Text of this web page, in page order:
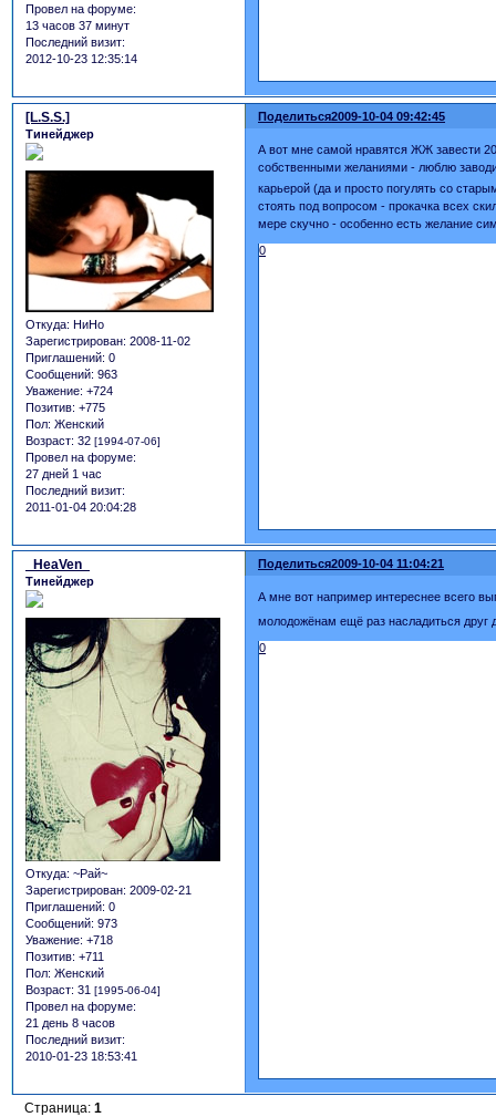
Провел на форуме:
13 часов 37 минут
Последний визит:
2012-10-23 12:35:14
Поделиться2009-10-04 09:42:45
[L.S.S.]
Тинейджер
Откуда: НиНо
Зарегистрирован: 2008-11-02
Приглашений: 0
Сообщений: 963
Уважение: +724
Позитив: +775
Пол: Женский
Возраст: 32 [1994-07-06]
Провел на форуме:
27 дней 1 час
Последний визит:
2011-01-04 20:04:28
А вот мне самой нравятся ЖЖ завести
собственными желаниями - люблю
карьерой (да и просто погулять со
стоять под вопросом - прокачка всех
мере скучно - особенно есть желание
0
Поделиться2009-10-04 11:04:21
_HeaVen_
Тинейджер
Откуда: ~Рай~
Зарегистрирован: 2009-02-21
Приглашений: 0
Сообщений: 973
Уважение: +718
Позитив: +711
Пол: Женский
Возраст: 31 [1995-06-04]
Провел на форуме:
21 день 8 часов
Последний визит:
2010-01-23 18:53:41
А мне вот например интереснее всего
молодожёнам ещё раз насладиться друг
0
Страница:1